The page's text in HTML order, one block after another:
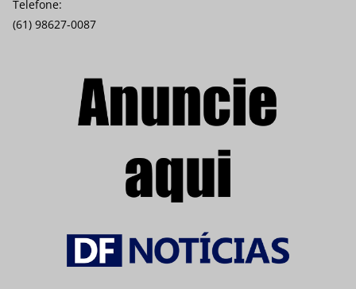
Telefone:
(61) 98627-0087